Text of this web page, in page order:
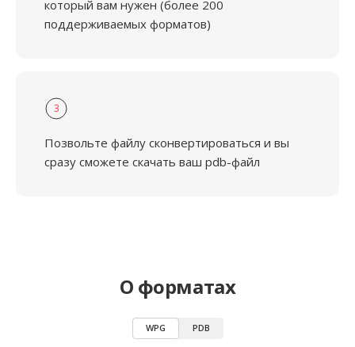
который вам нужен (более 200
поддерживаемых форматов)
3
Позвольте файлу сконвертироваться и вы
сразу сможете скачать ваш pdb-файл
О форматах
WPG PDB